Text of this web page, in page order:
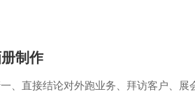
制作
、直接结论对外跑业务、拜访客户、